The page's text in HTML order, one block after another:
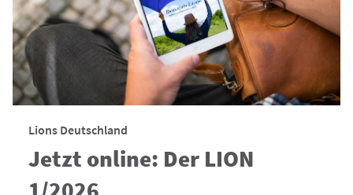
Lions Deutschland
Jetzt online: Der LION